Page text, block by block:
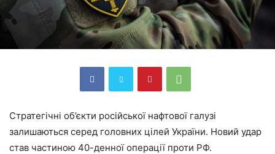
Стратегічні об’єкти російської нафтової галузі
залишаються серед головних цілей України. Новий удар
став частиною 40-денної операції проти РФ.